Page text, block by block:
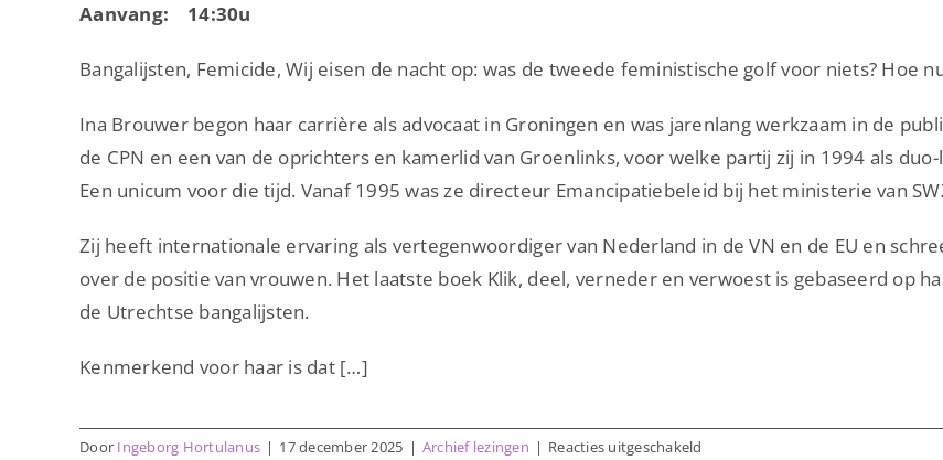
Aanvang: 14:30u
Bangalijsten, Femicide, Wij eisen de nacht op: was de tweede feministische golf voor niets? Hoe
Ina Brouwer begon haar carrière als advocaat in Groningen en was jarenlang werkzaam in de
de CPN en een van de oprichters en kamerlid van Groenlinks, voor welke partij zij in 1994 als
Een unicum voor die tijd. Vanaf 1995 was ze directeur Emancipatiebeleid bij het ministerie van
Zij heeft internationale ervaring als vertegenwoordiger van Nederland in de VN en de EU en
over de positie van vrouwen. Het laatste boek Klik, deel, verneder en verwoest is gebaseerd op
de Utrechtse bangalijsten.
Kenmerkend voor haar is dat […]
Door Ingeborg Hortulanus | 17 december 2025 | Archief lezingen | Reacties uitgeschakeld